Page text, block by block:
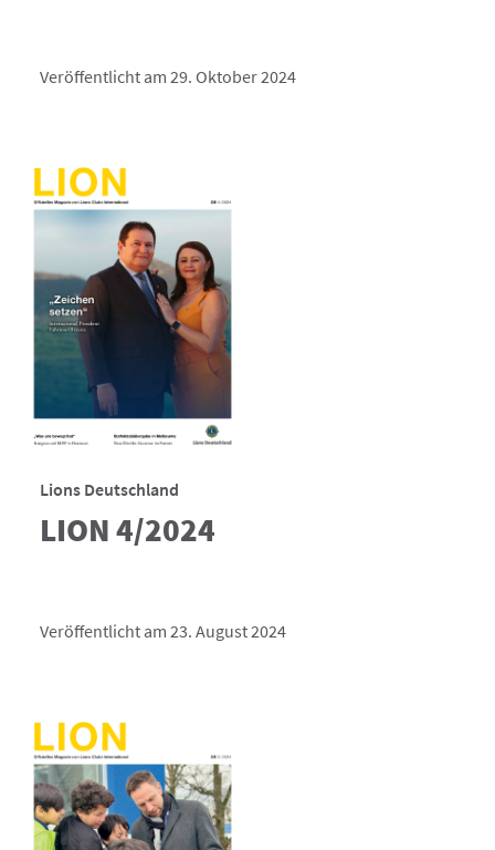
Veröffentlicht am 29. Oktober 2024
Lions Deutschland
LION 4/2024
Veröffentlicht am 23. August 2024